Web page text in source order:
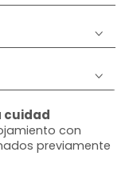
cuidad
con
previamente